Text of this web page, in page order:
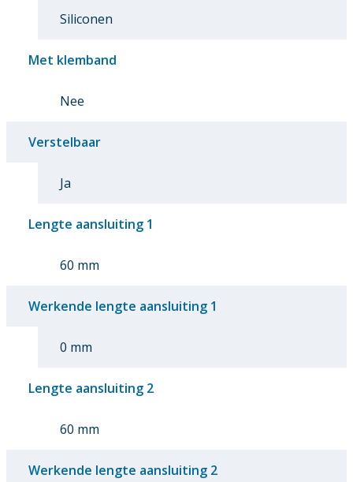
Siliconen
Met klemband
Nee
Verstelbaar
Ja
Lengte aansluiting 1
60 mm
Werkende lengte aansluiting 1
0 mm
Lengte aansluiting 2
60 mm
Werkende lengte aansluiting 2